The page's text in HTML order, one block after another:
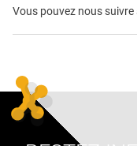
Vous pouvez nous suivre